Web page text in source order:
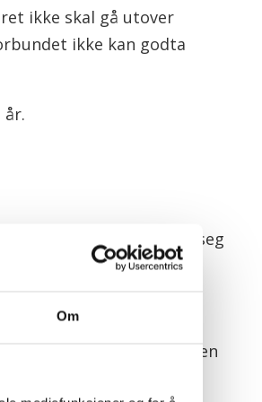
Om
ikke skal gå utover
ikke kan godta
KS kunne ha strukket seg
vært mulig å finne en